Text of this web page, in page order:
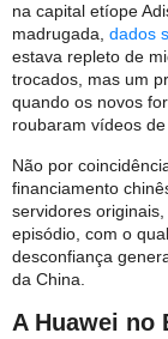
na capital etíope
madrugada, dados
estava repleto de
trocados, mas um
quando os novos
roubaram vídeos de
Não por
financiamento
servidores
episódio, com o
desconfiança
da China.
A Huawei no